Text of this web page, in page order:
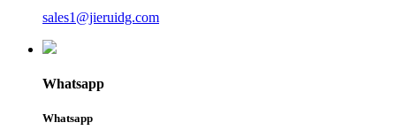
sales1@jieruidg.com
Whatsapp
Whatsapp